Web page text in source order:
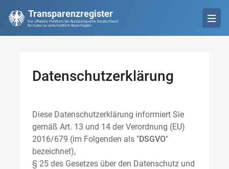
Transparenzregister
Die offizielle Plattform der Bundesrepublik Deutschland
für Daten zu wirtschaftlich Berechtigten
Datenschutzerklärung
Diese Datenschutzerklärung informiert Sie
gemäß Art. 13 und 14 der Verordnung (EU)
2016/679 (im Folgenden als "DSGVO"
bezeichnet),
§ 25 des Gesetzes über den Datenschutz und